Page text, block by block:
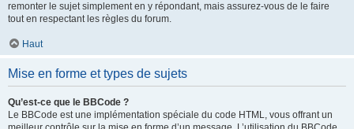
remonter le sujet simplement en y répondant, mais assurez-vous de le faire
tout en respectant les règles du forum.
Haut
Mise en forme et types de sujets
Qu’est-ce que le BBCode ?
Le BBCode est une implémentation spéciale du code HTML, vous offrant un